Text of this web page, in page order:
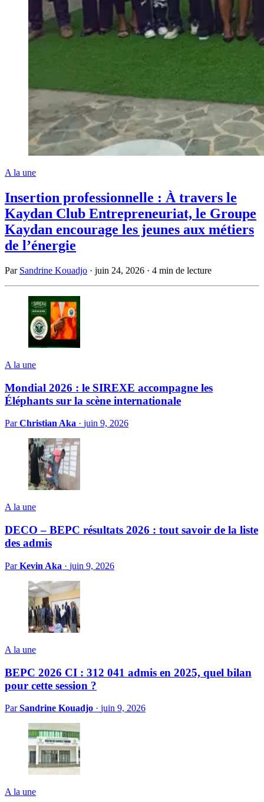
A la une
Insertion professionnelle : À travers le
Kaydan Club Entrepreneuriat, le Groupe
Kaydan encourage les jeunes aux métiers
de l’énergie
Par Sandrine Kouadjo · juin 24, 2026 · 4 min de lecture
A la une
Mondial 2026 : le SIREXE accompagne les
Éléphants sur la scène internationale
ParChristian Aka · juin 9, 2026
A la une
DECO – BEPC résultats 2026 : tout savoir de la liste
des admis
ParKevin Aka · juin 9, 2026
A la une
BEPC 2026 CI : 312 041 admis en 2025, quel bilan
pour cette session ?
ParSandrine Kouadjo · juin 9, 2026
A la une